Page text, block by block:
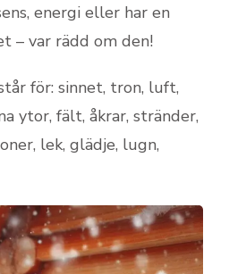
energi eller har en
– var rädd om den!
för: sinnet, tron, luft,
ytor, fält, åkrar, stränder,
lek, glädje, lugn,